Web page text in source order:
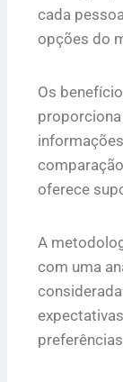
cada
opções do
Os
proporciona
oferece
A
com uma